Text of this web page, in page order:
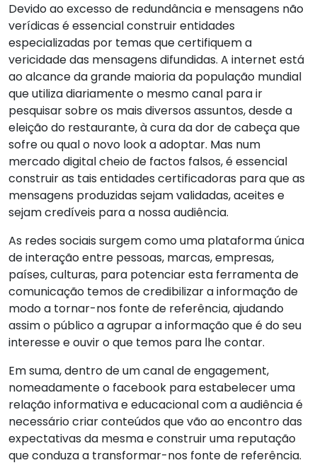
Devido ao excesso de redundância e mensagens não
verídicas é essencial construir entidades
especializadas por temas que certifiquem a
vericidade das mensagens difundidas. A internet está
ao alcance da grande maioria da população mundial
que utiliza diariamente o mesmo canal para ir
pesquisar sobre os mais diversos assuntos, desde a
eleição do restaurante, à cura da dor de cabeça que
sofre ou qual o novo look a adoptar. Mas num
mercado digital cheio de factos falsos, é essencial
construir as tais entidades certificadoras para que as
mensagens produzidas sejam validadas, aceites e
sejam credíveis para a nossa audiência.
As redes sociais surgem como uma plataforma única
de interação entre pessoas, marcas, empresas,
países, culturas, para potenciar esta ferramenta de
comunicação temos de credibilizar a informação de
modo a tornar-nos fonte de referência, ajudando
assim o público a agrupar a informação que é do seu
interesse e ouvir o que temos para lhe contar.
Em suma, dentro de um canal de engagement,
nomeadamente o facebook para estabelecer uma
relação informativa e educacional com a audiência é
necessário criar conteúdos que vão ao encontro das
expectativas da mesma e construir uma reputação
que conduza a transformar-nos fonte de referência.